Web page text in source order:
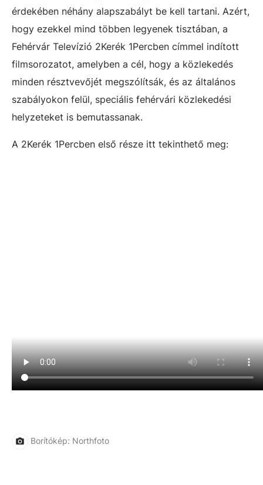
érdekében néhány alapszabályt be kell tartani. Azért,
hogy ezekkel mind többen legyenek tisztában, a
Fehérvár Televízió 2Kerék 1Percben címmel indított
filmsorozatot, amelyben a cél, hogy a közlekedés
minden résztvevőjét megszólítsák, és az általános
szabályokon felül, speciális fehérvári közlekedési
helyzeteket is bemutassanak.
A 2Kerék 1Percben első része itt tekinthető meg:
Borítókép: Northfoto